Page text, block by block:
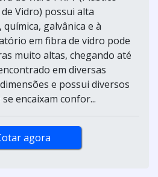
Vidro) possui alta
galvânica e à
em fibra de vidro pode
muito altas, chegando até
em diversas
e possui diversos
encaixam confor...
agora